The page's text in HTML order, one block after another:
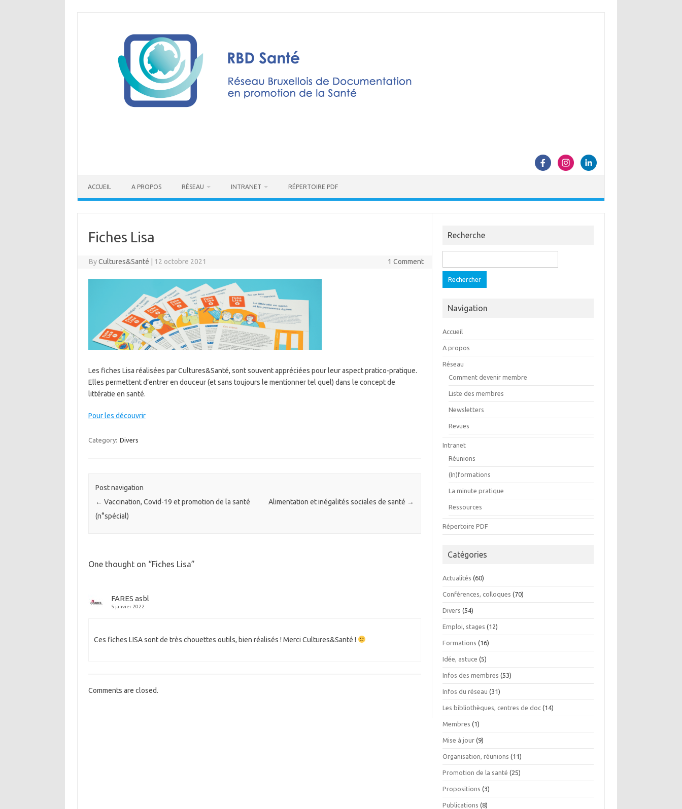
ACCUEIL A PROPOS RÉSEAU INTRANET RÉPERTOIRE PDF
Fiches Lisa
ByCultures&Santé 12 octobre 2021 1 Comment
Les fiches Lisa réalisées par Cultures&Santé, sont souvent appréciées pour leur aspect pratico-pratique.
Elles permettent d’entrer en douceur (et sans toujours le mentionner tel quel) dans le concept de
littératie en santé.
Pour les découvrir
Category: Divers
Post navigation
← Vaccination, Covid-19 et promotion de la santé
(n°spécial)
Alimentation et inégalités sociales de santé →
One thought on “Fiches Lisa”
FARES asbl
5 janvier 2022
Ces fiches LISA sont de très chouettes outils, bien réalisés ! Merci Cultures&Santé !
Comments are closed.
Recherche
Navigation
Accueil
A propos
Réseau
Comment devenir membre
Liste des membres
Newsletters
Revues
Intranet
Réunions
(In)formations
La minute pratique
Ressources
Répertoire PDF
Catégories
Actualités (60)
Conférences, colloques (70)
Divers (54)
Emploi, stages (12)
Formations (16)
Idée, astuce (5)
Infos des membres (53)
Infos du réseau (31)
Les bibliothèques, centres de doc (14)
Membres (1)
Mise à jour (9)
Organisation, réunions (11)
Promotion de la santé (25)
Propositions (3)
Publications (8)